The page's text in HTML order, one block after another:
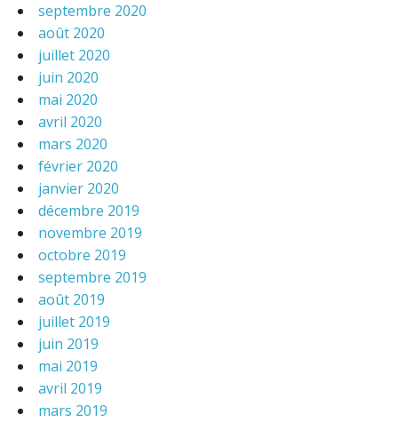
septembre 2020
août 2020
juillet 2020
juin 2020
mai 2020
avril 2020
mars 2020
février 2020
janvier 2020
décembre 2019
novembre 2019
octobre 2019
septembre 2019
août 2019
juillet 2019
juin 2019
mai 2019
avril 2019
mars 2019